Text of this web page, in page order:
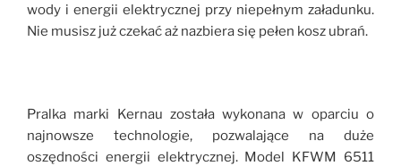
wody i energii elektrycznej przy niepełnym załadunku.
Nie musisz już czekać aż nazbiera się pełen kosz ubrań.
Pralka marki Kernau została wykonana w oparciu o
najnowsze technologie, pozwalające na duże
oszędności energii elektrycznej. Model KFWM 6511